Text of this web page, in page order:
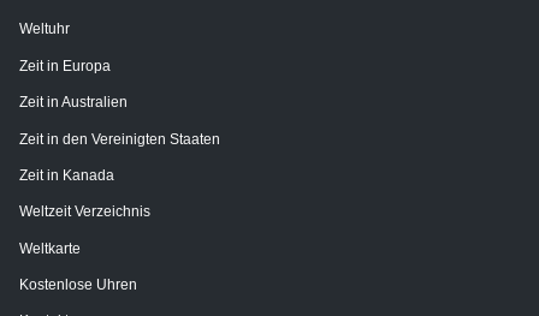
Weltuhr
Zeit in Europa
Zeit in Australien
Zeit in den Vereinigten Staaten
Zeit in Kanada
Weltzeit Verzeichnis
Weltkarte
Kostenlose Uhren